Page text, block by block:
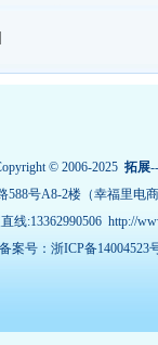
© 2006-2025 拓展--
588号A8-2楼（幸福里电
线:13362990506http://
备案号：浙ICP备